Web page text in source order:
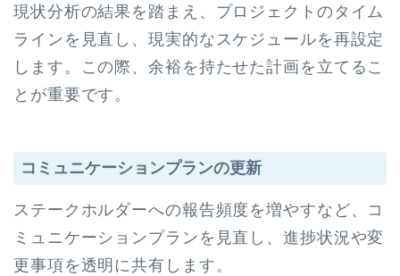
現状分析の結果を踏まえ、プロジェクトのタイム
ラインを見直し、現実的なスケジュールを再設定
します。この際、余裕を持たせた計画を立てるこ
とが重要です。
コミュニケーションプランの更新
ステークホルダーへの報告頻度を増やすなど、コ
ミュニケーションプランを見直し、進捗状況や変
更事項を透明に共有します。